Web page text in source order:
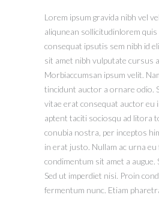
Lorem ipsum gravida nibh vel
aliqunean sollicitudinlorem quis
consequat ipsutis sem nibh id
sit amet nibh vulputate cursus
Morbiaccumsan ipsum velit.
tincidunt auctor a ornare odio.
vitae erat consequat auctor eu
aptent taciti sociosqu ad litora
conubia nostra, per inceptos
in erat justo. Nullam ac urna eu
condimentum sit amet a augue.
Sed ut imperdiet nisi. Proin
fermentum nunc. Etiam